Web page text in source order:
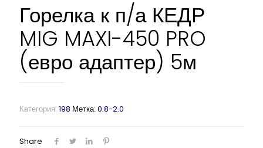
Горелка к п/а КЕДР
MIG MAXI-450 PRO
(евро адаптер) 5м
Категория: 198 Метка: 0.8-2.0
Share